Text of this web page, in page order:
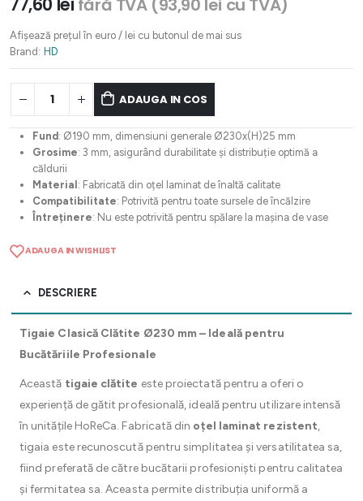
fără TVA (93,90 lei cu TVA)
Afișează prețul în euro / lei cu butonul de mai sus
Brand: HD
ADAUGA IN COS
Fund : Ø190 mm, dimensiuni generale Ø230x(H)25 mm
Grosime: 3 mm, asigurând durabilitate și distribuție optimă a
căldurii
Material : Fabricată din oțel laminat de înaltă calitate
Compatibilitate: Potrivită pentru toate sursele de încălzire
Întreținere: Nu este potrivită pentru spălare la mașina de vase
ADAUGA IN WISHLIST
DESCRIERE
Tigaie Clasică Clătite Ø230 mm – Ideală pentru
Bucătăriile Profesionale
Această tigaie clătite este proiectată pentru a oferi o
experiență de gătit profesională, ideală pentru utilizare intensă
în unitățile HoReCa. Fabricată din oțel laminat rezistent,
tigaia este recunoscută pentru simplitatea și versatilitatea sa,
fiind preferată de către bucătarii profesioniști pentru calitatea
și fermitatea sa. Aceasta permite distribuția uniformă a